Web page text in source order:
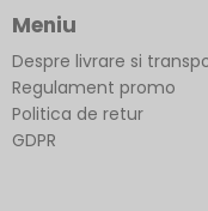
Meniu
Despre livrare si
Regulament promo
Politica de retur
GDPR